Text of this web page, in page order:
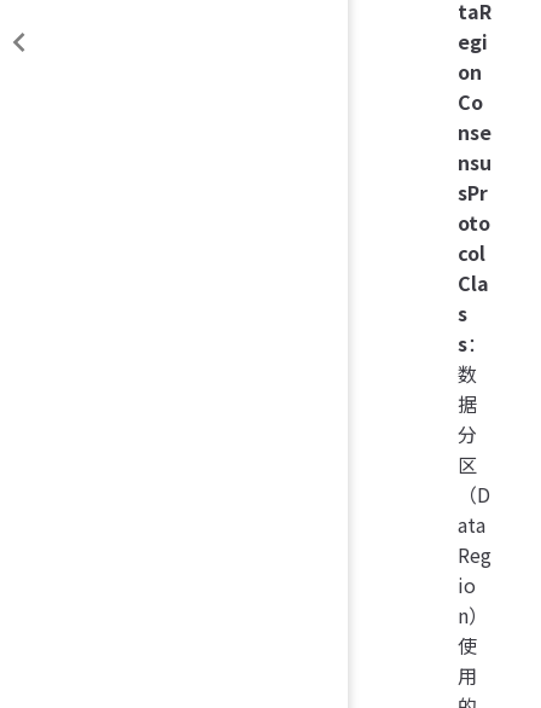
taR
egi
on
Co
nse
nsu
sPr
oto
col
Cla
s
s：
数
据
分
区
（D
ata
Reg
io
n）
使
用